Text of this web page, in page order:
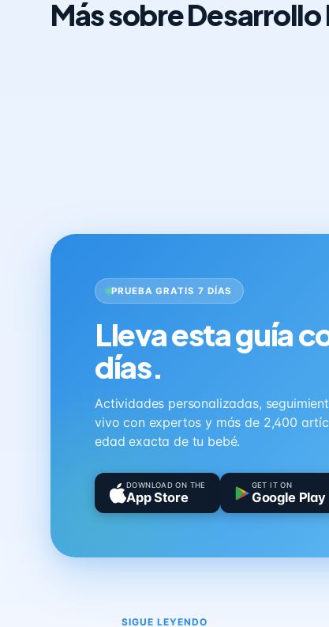
Más sobre
PRUEBA GRATIS 7 DÍAS
Lleva esta guía
días.
Actividades personalizadas,
vivo con expertos y más de 2,400
edad exacta de tu bebé.
DOWNLOAD ON THE
App Store
GET IT ON
Google Play
SIGUE LEYENDO